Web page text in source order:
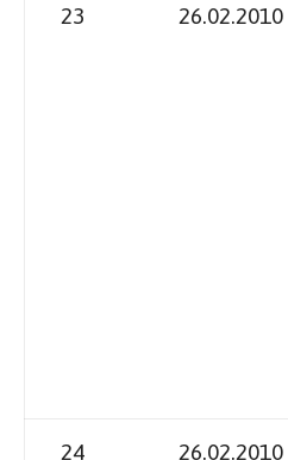
23 26.02.2010
24 26.02.2010